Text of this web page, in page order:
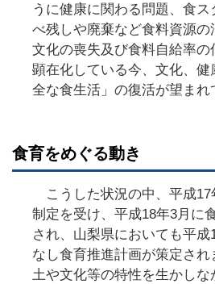
うに健康に関わる問題、食
べ残しや廃棄など食料資源の
文化の喪失及び食料自給率
顕在化している今、文化、健
全な食生活」の復活が望まれ
食育をめぐる動き
こうした状況の中、平成17
制定を受け、平成18年3月に
され、山梨県においても平成
なし食育推進計画が策定さ
土や文化等の特性を生かしな